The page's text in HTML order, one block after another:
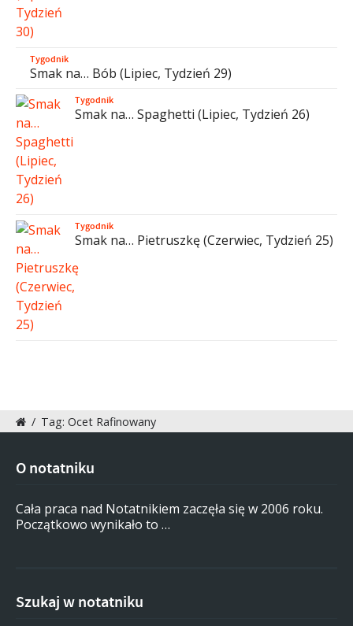
Tygodnik
Smak na… Bób (Lipiec, Tydzień 29)
Tygodnik
Smak na… Spaghetti (Lipiec, Tydzień 26)
Tygodnik
Smak na… Pietruszkę (Czerwiec, Tydzień 25)
/ Tag: Ocet Rafinowany
O notatniku
Cała praca nad Notatnikiem zaczęła się w 2006 roku.
Początkowo wynikało to …
Szukaj w notatniku